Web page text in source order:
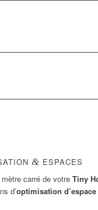
& ESPACES
carré de votre Tiny
d’optimisation d’espace